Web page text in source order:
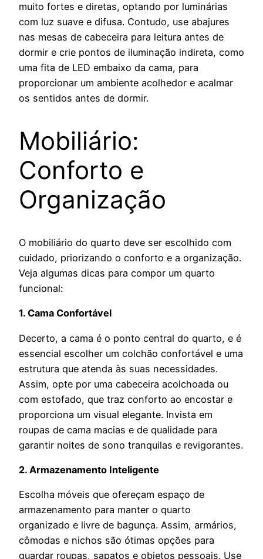
muito fortes e diretas, optando por luminárias
com luz suave e difusa. Contudo, use abajures
nas mesas de cabeceira para leitura antes de
dormir e crie pontos de iluminação indireta, como
uma fita de LED embaixo da cama, para
proporcionar um ambiente acolhedor e acalmar
os sentidos antes de dormir.
Mobiliário:
Conforto e
Organização
O mobiliário do quarto deve ser escolhido com
cuidado, priorizando o conforto e a organização.
Veja algumas dicas para compor um quarto
funcional:
1. Cama Confortável
Decerto, a cama é o ponto central do quarto, e é
essencial escolher um colchão confortável e uma
estrutura que atenda às suas necessidades.
Assim, opte por uma cabeceira acolchoada ou
com estofado, que traz conforto ao encostar e
proporciona um visual elegante. Invista em
roupas de cama macias e de qualidade para
garantir noites de sono tranquilas e revigorantes.
2. Armazenamento Inteligente
Escolha móveis que ofereçam espaço de
armazenamento para manter o quarto
organizado e livre de bagunça. Assim, armários,
cômodas e nichos são ótimas opções para
guardar roupas, sapatos e objetos pessoais. Use